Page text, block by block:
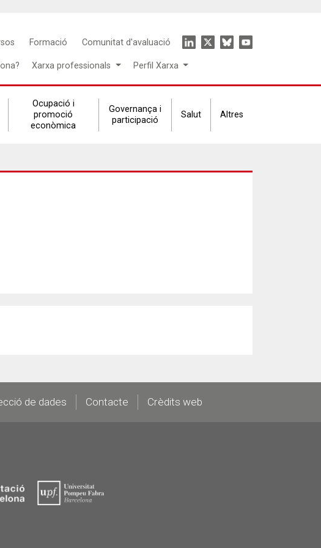
Formació Comunitat d'avaluació
Icon
menu
Xarxa professionals Perfil Xarxa
Ocupació i
promoció
econòmica
Governança i
participació
Salut Altres
de dades Contacte Crèdits web